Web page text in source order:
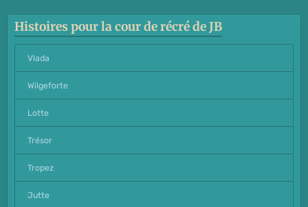
Histoires pour la cour de récré de JB
Vlada
Wilgeforte
Lotte
Trésor
Tropez
Jutte